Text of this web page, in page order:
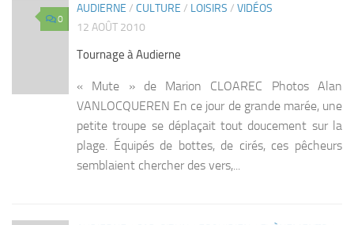
0
AUDIERNE / CULTURE / LOISIRS / VIDÉOS
12 AOÛT 2010
Tournage à Audierne
« Mute » de Marion CLOAREC Photos Alan
VANLOCQUEREN En ce jour de grande marée, une
petite troupe se déplaçait tout doucement sur la
plage. Équipés de bottes, de cirés, ces pêcheurs
semblaient chercher des vers,...